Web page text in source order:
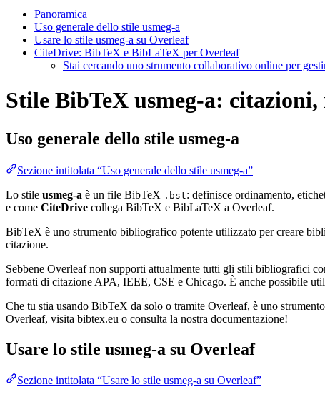
Panoramica
Uso generale dello stile usmeg-a
Usare lo stile usmeg-a su Overleaf
CiteDrive: BibTeX e BibLaTeX per Overleaf
Stai cercando uno strumento collaborativo online per
Stile BibTeX usmeg-a:
Uso generale dello stile usmeg-a
Sezione intitolata “Uso generale dello stile usmeg-a”
Lo stile usmeg-a è un file BibTeX .bst: definisce ordinamento,
e come CiteDrive collega BibTeX e BibLaTeX a Overleaf.
BibTeX è uno strumento bibliografico potente utilizzato per creare
citazione.
Sebbene Overleaf non supporti attualmente tutti gli stili
formati di citazione APA, IEEE, CSE e Chicago. È anche possibile
Che tu stia usando BibTeX da solo o tramite Overleaf, è uno
Overleaf, visita bibtex.eu o consulta la nostra documentazione!
Usare lo stile usmeg-a su Overleaf
Sezione intitolata “Usare lo stile usmeg-a su Overleaf”